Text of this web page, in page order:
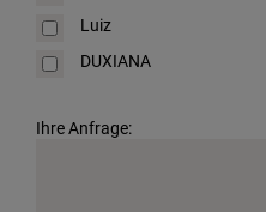
Luiz
DUXIANA
Ihre Anfrage: